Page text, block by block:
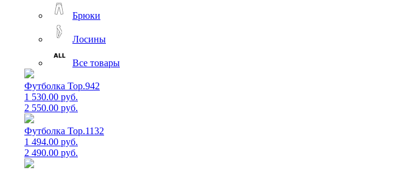
Брюки
Лосины
Все товары
Футболка Top.942
1 530.00 руб.
2 550.00 руб.
Футболка Top.1132
1 494.00 руб.
2 490.00 руб.